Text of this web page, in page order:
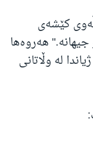
کێشەی
هەروەها
لە وڵاتانی